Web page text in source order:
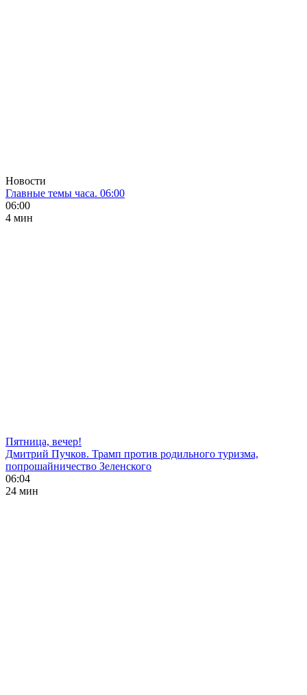
Новости
Главные темы часа. 06:00
06:00
4 мин
Пятница, вечер!
Дмитрий Пучков. Трамп против родильного туризма,
попрошайничество Зеленского
06:04
24 мин